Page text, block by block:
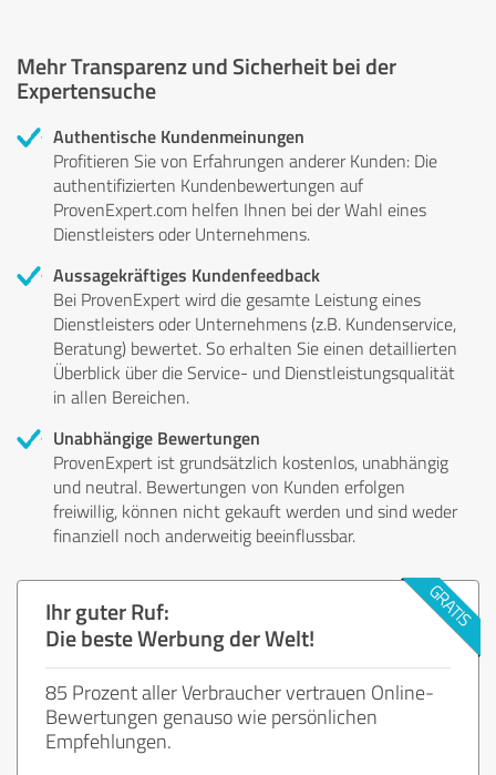
Mehr Transparenz und Sicherheit bei der
Expertensuche
Authentische Kundenmeinungen
Profitieren Sie von Erfahrungen anderer Kunden: Die
authentifizierten Kundenbewertungen auf
ProvenExpert.com helfen Ihnen bei der Wahl eines
Dienstleisters oder Unternehmens.
Aussagekräftiges Kundenfeedback
Bei ProvenExpert wird die gesamte Leistung eines
Dienstleisters oder Unternehmens (z.B. Kundenservice,
Beratung) bewertet. So erhalten Sie einen detaillierten
Überblick über die Service- und Dienstleistungsqualität
in allen Bereichen.
Unabhängige Bewertungen
ProvenExpert ist grundsätzlich kostenlos, unabhängig
und neutral. Bewertungen von Kunden erfolgen
freiwillig, können nicht gekauft werden und sind weder
finanziell noch anderweitig beeinflussbar.
Ihr guter Ruf:
Die beste Werbung der Welt!
85 Prozent aller Verbraucher vertrauen Online-
Bewertungen genauso wie persönlichen
Empfehlungen.